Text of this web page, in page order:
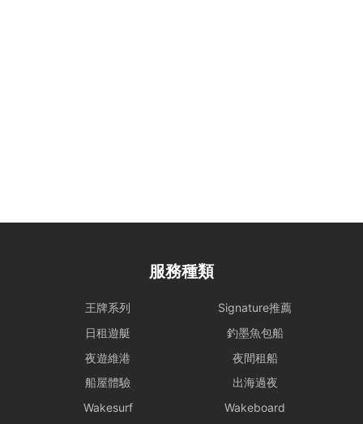
服務種類
王牌系列
Signature推薦
日租遊艇
釣墨魚包船
夜遊維港
夜間租船
船屋體驗
出海過夜
Wakesurf
Wakeboard